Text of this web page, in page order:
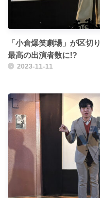
「小倉爆笑劇場」が区
最高の出演者数に!?
2023-11-11